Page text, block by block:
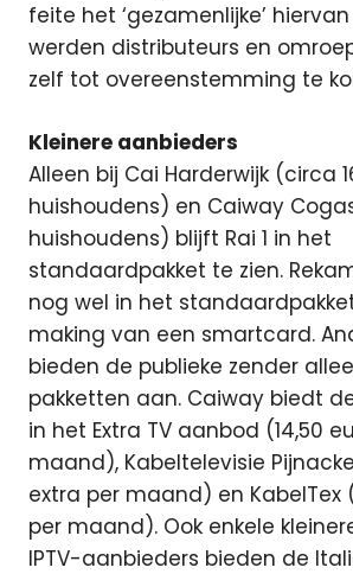
feite het ‘gezamenlijke’
werden distributeurs en
zelf tot overeenstemming te
Kleinere aanbieders
Alleen bij Cai Harderwijk (circa
huishoudens) en Caiway
huishoudens) blijft Rai 1 in het
standaardpakket te zien.
nog wel in het
making van een smartcard.
bieden de publieke zender
pakketten aan. Caiway biedt
in het Extra TV aanbod (14,50
maand), Kabeltelevisie
extra per maand) en KabelTex
per maand). Ook enkele
IPTV-aanbieders bieden de